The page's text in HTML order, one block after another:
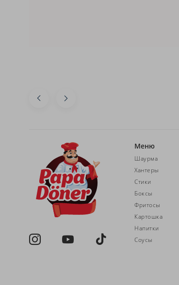
Меню
Шаурма
Хантеры
Стики
Боксы
Фритосы
Картошка
Напитки
Соусы